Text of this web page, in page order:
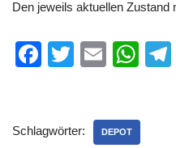
Den jeweils aktuellen Zustand
F
e
T
er
E
W
s
Schlagwörter: DEPOT